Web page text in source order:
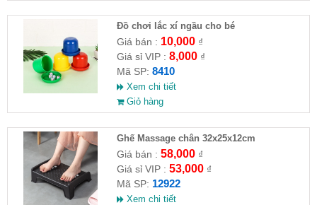
Đồ chơi lắc xí ngầu cho bé
Giá bán : 10,000₫
Giá sỉ VIP : 8,000₫
Mã SP: 8410
Xem chi tiết
Giỏ hàng
Ghế Massage chân 32x25x12cm
Giá bán : 58,000₫
Giá sỉ VIP : 53,000₫
Mã SP: 12922
Xem chi tiết